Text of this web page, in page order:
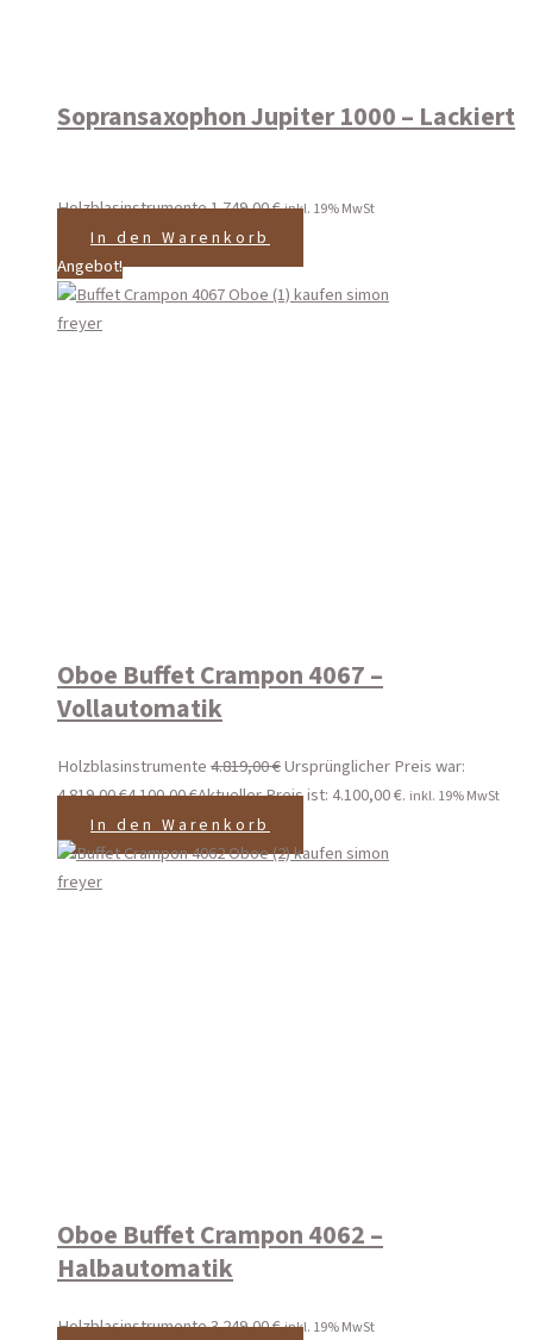
Sopransaxophon Jupiter 1000 – Lackiert
Holzblasinstrumente1.749,00€inkl. 19% MwSt
In den Warenkorb
Angebot!
Oboe Buffet Crampon 4067 –
Vollautomatik
Holzblasinstrumente4.819,00€Ursprünglicher Preis war:
4.819,00 €4.100,00€Aktueller Preis ist: 4.100,00 €. inkl. 19% MwSt
In den Warenkorb
Oboe Buffet Crampon 4062 –
Halbautomatik
Holzblasinstrumente3.249,00€inkl. 19% MwSt